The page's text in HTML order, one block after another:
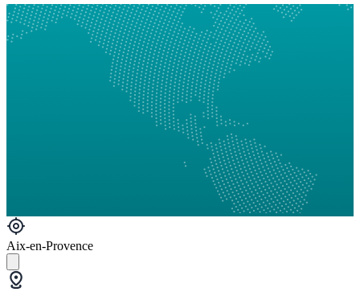
Aix-en-Provence